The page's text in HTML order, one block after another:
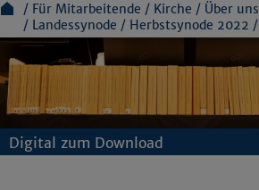
Für Mitarbeitende Kirche Über uns
Landessynode
Herbstsynode 2022
Digital zum Download